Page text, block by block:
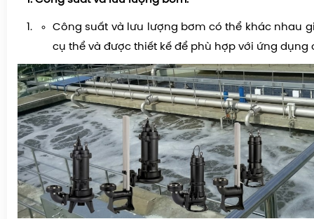
Công suất và lưu lượng bơm có thể khác nhau
cụ thể và được thiết kế để phù hợp với ứng dụng